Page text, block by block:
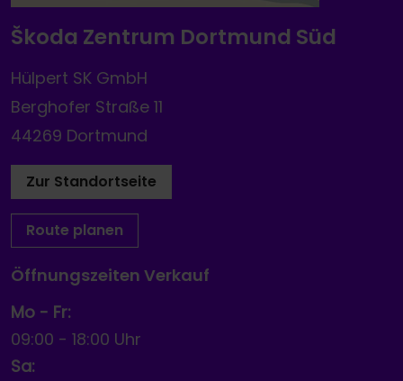
Škoda Zentrum Dortmund Süd
Hülpert SK GmbH
Berghofer Straße 11
44269 Dortmund
Zur Standortseite
Route planen
Öffnungszeiten Verkauf
Mo - Fr:
09:00 - 18:00 Uhr
Sa: